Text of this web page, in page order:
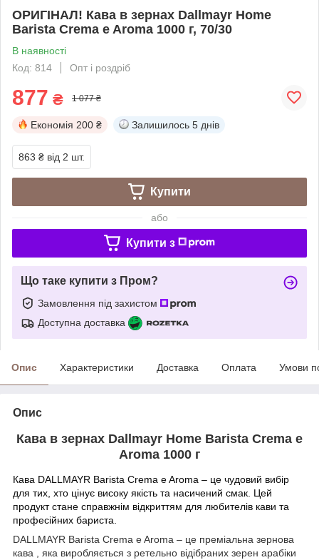
ОРИГІНАЛ! Кава в зернах Dallmayr Home
Barista Crema e Aroma 1000 г, 70/30
В наявності
Код: 814
Опт і роздріб
877 ₴ 1 077 ₴
Економія 200 ₴ Залишилось 5 днів
863 ₴ від 2 шт.
Купити
або
Купити з
Що таке купити з Пром?
Замовлення під захистом
Доступна доставка
Опис Характеристики Доставка Оплата Умови
Опис
Кава в зернах Dallmayr Home Barista Crema e
Aroma 1000 г
Кава DALLMAYR Barista Crema e Aroma – це чудовий вибір
для тих, хто цінує високу якість та насичений смак. Цей
продукт стане справжнім відкриттям для любителів кави та
професійних бариста.
DALLMAYR Barista Crema e Aroma – це преміальна зернова
кава , яка виробляється з ретельно відібраних зерен арабіки